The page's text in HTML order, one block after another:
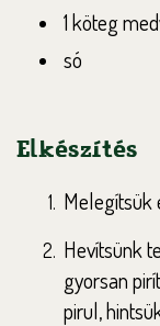
1 köteg
só
Elkészítés
Melegítsük
Hevítsünk
gyorsan
pirul,